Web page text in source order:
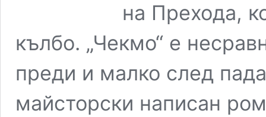
на Прехода,
кълбо. „Чекмо“ е
преди и малко след
майсторски написан